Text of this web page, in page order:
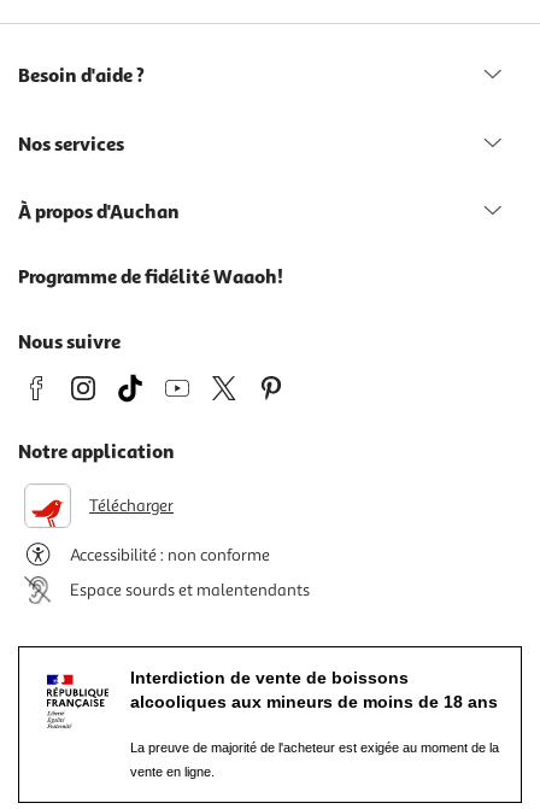
Besoin d'aide ?
Nos services
À propos d'Auchan
Programme de fidélité Waaoh!
Nous suivre
Notre application
Télécharger
Accessibilité : non conforme
Espace sourds et malentendants
Interdiction de vente de boissons
alcooliques aux mineurs de moins de 18 ans
La preuve de majorité de l'acheteur est exigée au moment de la
vente en ligne.